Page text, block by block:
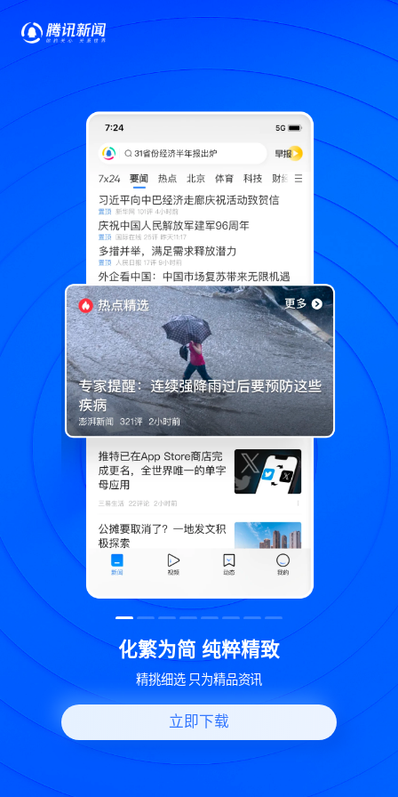
致 世界变化 热问一下
好问题好回答 多元视角看问题
立即下载